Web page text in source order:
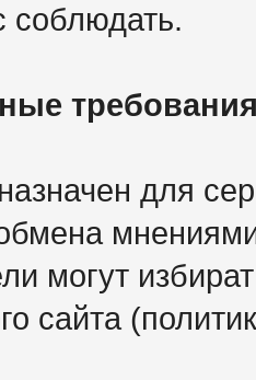
соблюдать.
для
могут
сайта